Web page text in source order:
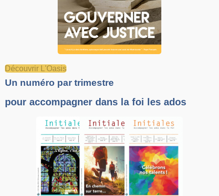
Découvrir L'Oasis
Un numéro par trimestre
pour accompagner dans la foi les ados